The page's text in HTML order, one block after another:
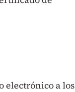
electrónico a los